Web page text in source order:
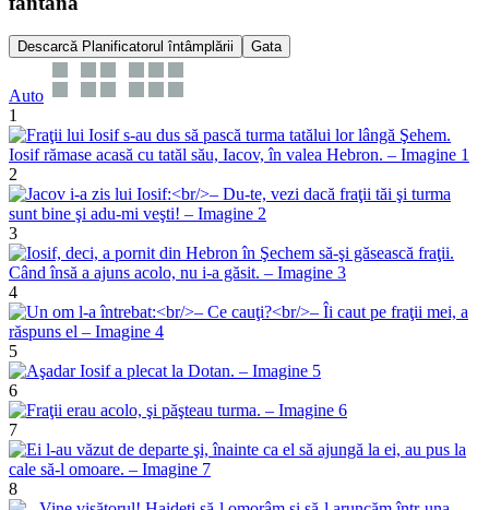
Descarcă Planificatorul întâmplării Gata
Auto
1
2
3
4
5
6
7
8